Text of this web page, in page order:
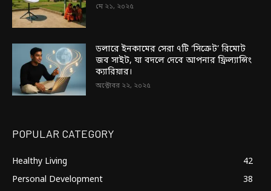
মে ২১, ২০২৫
ডলারে ইনকামের সেরা ৭টি ‘সিক্রেট’ রিমোট
জব সাইট, যা বদলে দেবে আপনার ফ্রিল্যান্সিং
ক্যারিয়ার।
অক্টোবর ২২, ২০২৫
POPULAR CATEGORY
Healthy Living
42
Personal Development
38